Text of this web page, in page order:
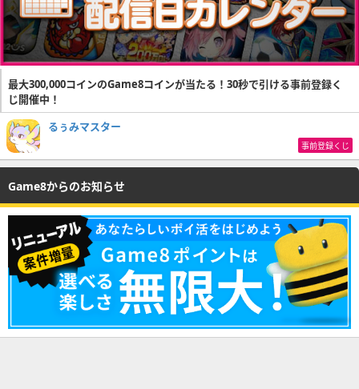
最大300,000コインのGame8コインが当たる！30秒で引ける事前登録く
じ開催中！
るぅみマスター
事前登録くじ
Game8からのお知らせ